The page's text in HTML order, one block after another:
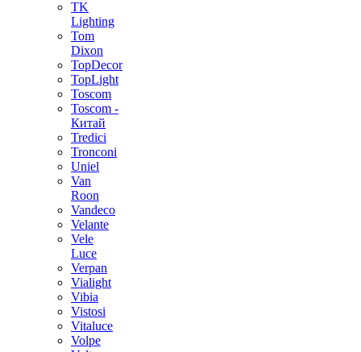
TK
Lighting
Tom
Dixon
TopDecor
TopLight
Toscom
Toscom -
Китай
Tredici
Tronconi
Uniel
Van
Roon
Vandeco
Velante
Vele
Luce
Verpan
Vialight
Vibia
Vistosi
Vitaluce
Volpe